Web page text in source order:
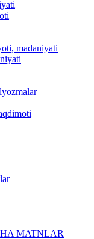
madaniyati
MATNLAR